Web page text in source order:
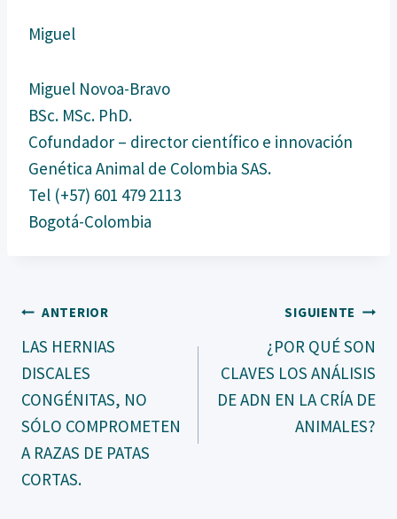
Miguel
Miguel Novoa-Bravo
BSc. MSc. PhD.
Cofundador – director científico e innovación
Genética Animal de Colombia SAS.
Tel (+57) 601 479 2113
Bogotá-Colombia
Navegación
De
Entradas
ANTERIOR
LAS HERNIAS
DISCALES
CONGÉNITAS, NO
SÓLO COMPROMETEN
A RAZAS DE PATAS
CORTAS.
SIGUIENTE
¿POR QUÉ SON
CLAVES LOS ANÁLISIS
DE ADN EN LA CRÍA DE
ANIMALES?